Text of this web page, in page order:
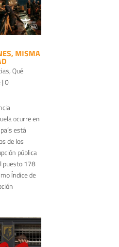
MISMA
,Qué
| 0
ocurre en
está
de los
pública
puesto 178
Índice de